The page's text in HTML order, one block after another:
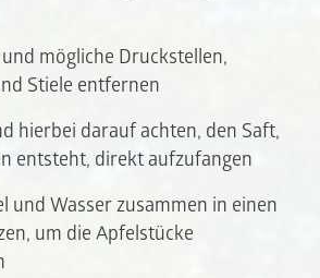
mögliche Druckstellen,
Stiele entfernen
hierbei darauf achten, den Saft,
entsteht, direkt aufzufangen
und Wasser zusammen in einen
um die Apfelstücke